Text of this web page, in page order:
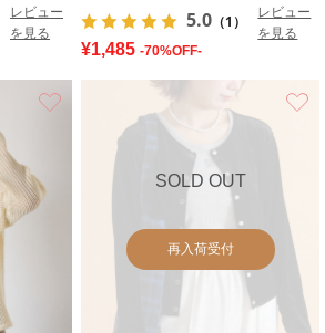
レビュー
を見る
5.0 （1）
レビュー
を見る
¥1,485 -70%OFF-
SOLD OUT
再入荷受付